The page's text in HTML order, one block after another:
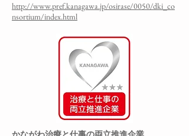
http://www.pref.kanagawa.jp/osirase/0050/dki_co
nsortium/index.html